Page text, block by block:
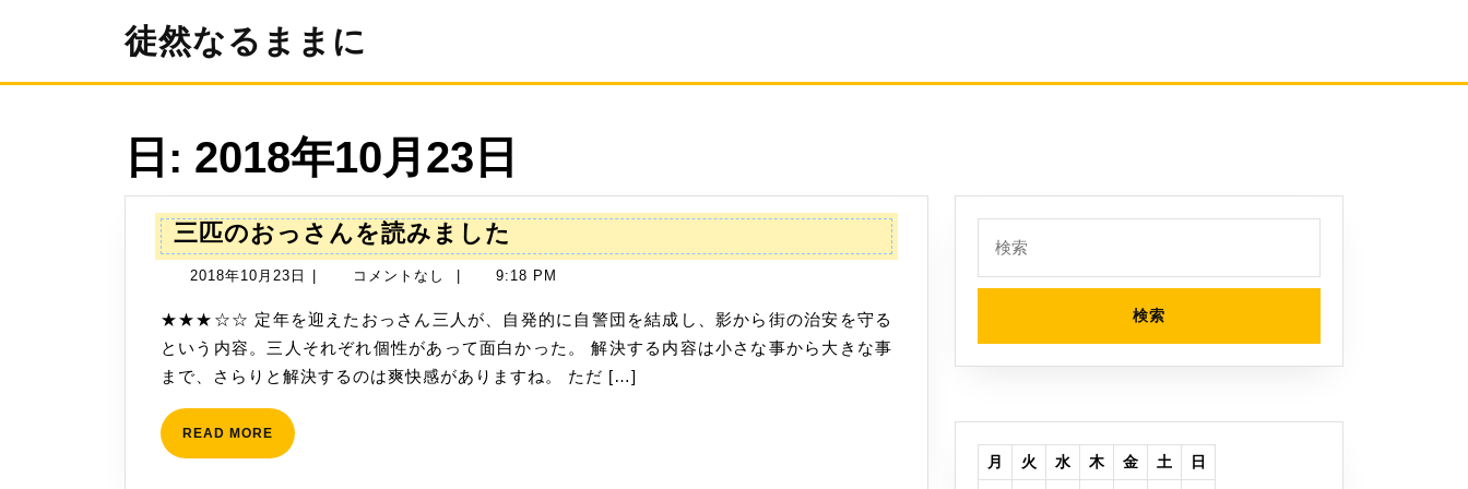
ン
徒然なるままに
日: 2018年10月23日
三匹のおっさんを読みました
匹
の
お
っ
さ
2018年10月23日
2018
10
月
23
| コメントなし | 9:18 PM
★★★☆☆ 定年を迎えたおっさん三人が、自発的に自警団を結成し、影から街の治安を守る
という内容。三人それぞれ個性があって面白かった。 解決する内容は小さな事から大きな事
まで、さらりと解決するのは爽快感がありますね。 ただ […]
READ MORE READ
MORE
索:
月 火 水 木 金 土 日